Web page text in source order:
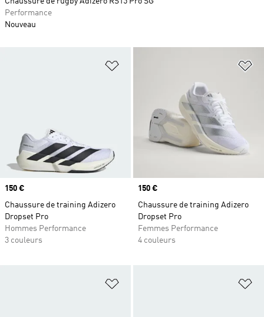
Ajouter à la Liste de produits
Prix
150 €
Chaussure de training Adizero
Dropset Pro
Hommes Performance
3 couleurs
Prix
150 €
Chaussure de training Adizero
Dropset Pro
Femmes Performance
4 couleurs
Ajouter à la Liste de produits
Performance
Nouveau